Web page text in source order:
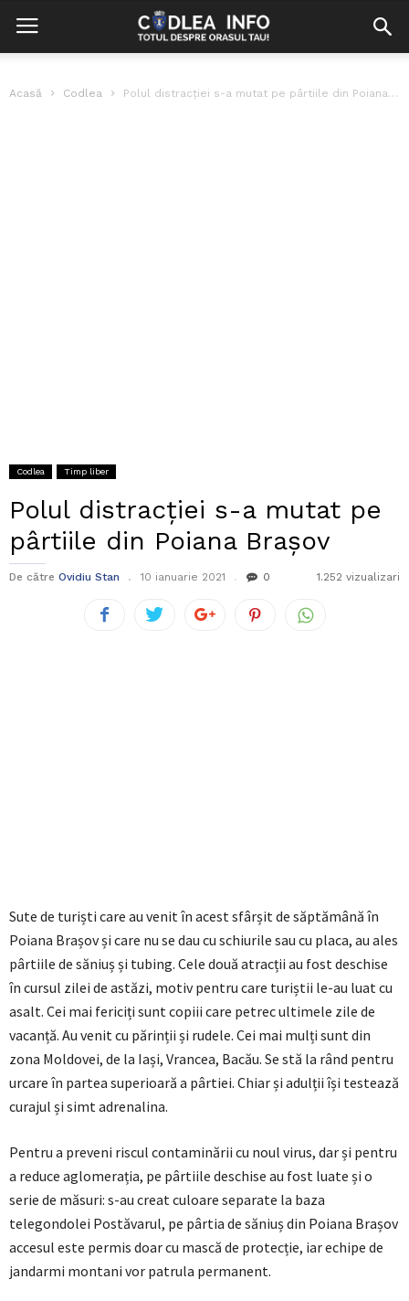
Acasă Codlea Polul distracției s-a mutat pe pârtiile din Poiana Brașov
Codlea Timp liber
Polul distracției s-a mutat pe
pârtiile din Poiana Brașov
De către Ovidiu Stan 10 ianuarie 2021 0 1.252 vizualizari
Sute de turiști care au venit în acest sfârșit de săptămână în
Poiana Brașov și care nu se dau cu schiurile sau cu placa, au ales
pârtiile de săniuș și tubing. Cele două atracții au fost deschise
în cursul zilei de astăzi, motiv pentru care turiștii le-au luat cu
asalt. Cei mai fericiți sunt copiii care petrec ultimele zile de
vacanță. Au venit cu părinții și rudele. Cei mai mulți sunt din
zona Moldovei, de la Iași, Vrancea, Bacău. Se stă la rând pentru
urcare în partea superioară a pârtiei. Chiar și adulții își testează
curajul și simt adrenalina.
Pentru a preveni riscul contaminării cu noul virus, dar și pentru
a reduce aglomerația, pe pârtiile deschise au fost luate și o
serie de măsuri: s-au creat culoare separate la baza
telegondolei Postăvarul, pe pârtia de săniuș din Poiana Brașov
accesul este permis doar cu mască de protecție, iar echipe de
jandarmi montani vor patrula permanent.